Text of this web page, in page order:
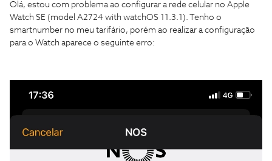
Olá, estou com problema ao configurar a rede celular no Apple
Watch SE (model A2724 with watchOS 11.3.1). Tenho o
smartnumber no meu tarifário, porém ao realizar a configuração
para o Watch aparece o seguinte erro: